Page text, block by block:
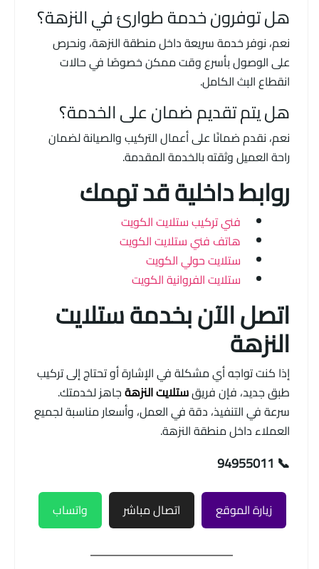
هل توفرون خدمة طوارئ في النزهة؟
نعم، نوفر خدمة سريعة داخل منطقة النزهة، ونحرص
على الوصول بأسرع وقت ممكن خصوصًا في حالات
انقطاع البث الكامل.
هل يتم تقديم ضمان على الخدمة؟
نعم، نقدم ضمانًا على أعمال التركيب والصيانة لضمان
راحة العميل وثقته بالخدمة المقدمة.
روابط داخلية قد تهمك
فني تركيب ستلايت الكويت
هاتف فني ستلايت الكويت
ستلايت حولي الكويت
ستلايت الفروانية الكويت
اتصل الآن بخدمة ستلايت
النزهة
إذا كنت تواجه أي مشكلة في الإشارة أو تحتاج إلى تركيب
طبق جديد، فإن فريقستلايت النزهةجاهز لخدمتك.
سرعة في التنفيذ، دقة في العمل، وأسعار مناسبة لجميع
العملاء داخل منطقة النزهة.
📞 94955011
زيارة الموقع اتصال مباشر واتساب